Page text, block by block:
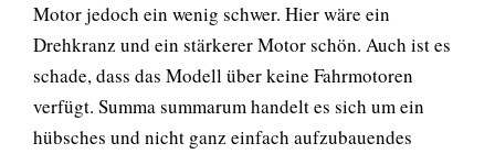
Motor jedoch ein wenig schwer. Hier wäre ein
Drehkranz und ein stärkerer Motor schön. Auch ist es
schade, dass das Modell über keine Fahrmotoren
verfügt. Summa summarum handelt es sich um ein
hübsches und nicht ganz einfach aufzubauendes